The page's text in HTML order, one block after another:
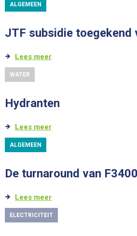
ALGEMEEN
JTF subsidie toegekend
Lees meer
WATER
Hydranten
Lees meer
ALGEMEEN
De turnaround van
Lees meer
ELECTRICITEIT